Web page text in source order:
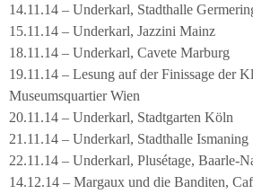
14.11.14 – Underkarl, Stadthalle
15.11.14 – Underkarl, Jazzini Mainz
18.11.14 – Underkarl, Cavete Marburg
19.11.14 – Lesung auf der Finissage der
Museumsquartier Wien
20.11.14 – Underkarl, Stadtgarten Köln
21.11.14 – Underkarl, Stadthalle Ismaning
22.11.14 – Underkarl, Plusétage, Baarle-
14.12.14 – Margaux und die Banditen,